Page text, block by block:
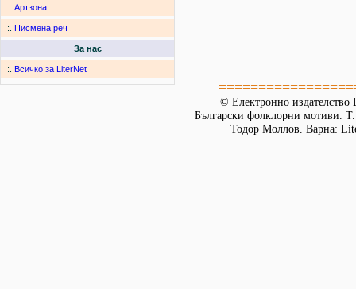
:. Артзона
:. Писмена реч
За нас
:. Всичко за LiterNet
© Електронно издателство
Български фолклорни мотиви.
Тодор Моллов. Варна: